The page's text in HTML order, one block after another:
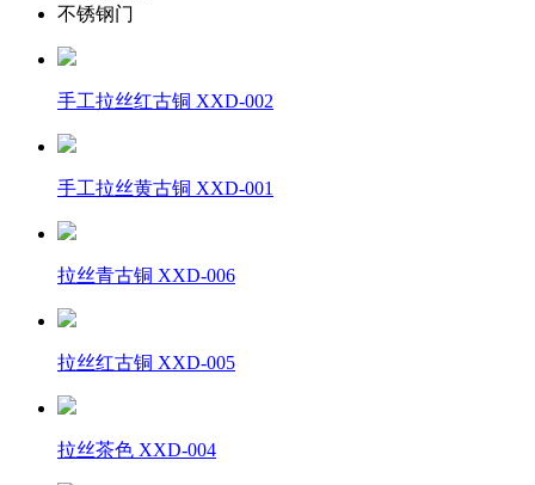
不锈钢门
手工拉丝红古铜 XXD-002
手工拉丝黄古铜 XXD-001
拉丝青古铜 XXD-006
拉丝红古铜 XXD-005
拉丝茶色 XXD-004